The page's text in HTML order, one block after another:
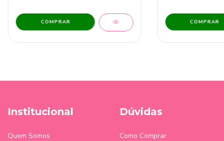
Institucional
Quem Somos
Dúvidas
Como Comprar